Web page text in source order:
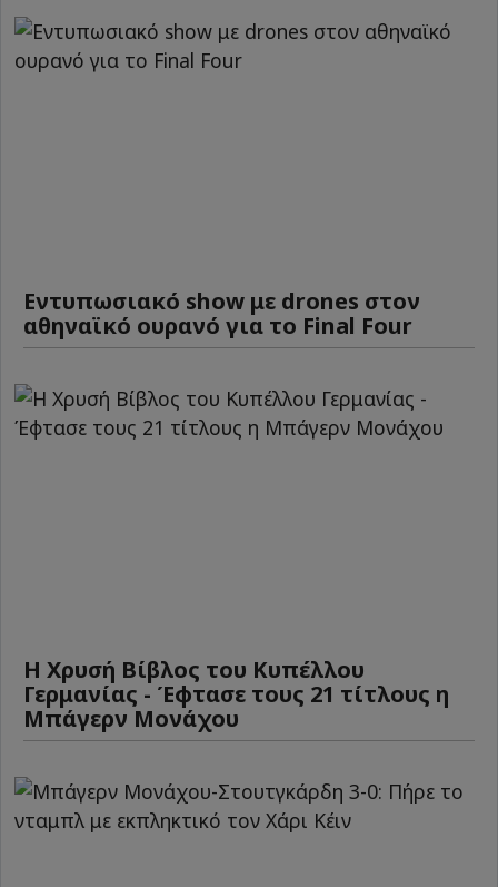
Εντυπωσιακό show με drones στον
αθηναϊκό ουρανό για το Final Four
Η Χρυσή Βίβλος του Κυπέλλου
Γερμανίας - Έφτασε τους 21 τίτλους η
Μπάγερν Μονάχου